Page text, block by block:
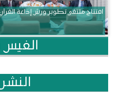
افتتاح ملتقى تطوير ورش إذاعة